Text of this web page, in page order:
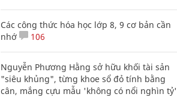
Các công thức hóa học lớp 8, 9 cơ bản cần
nhớ
106
Nguyễn Phương Hằng sở hữu khối tài sản
"siêu khủng", từng khoe sổ đỏ tính bằng
cân, mắng cựu mẫu 'không có nổi nghìn tỷ'